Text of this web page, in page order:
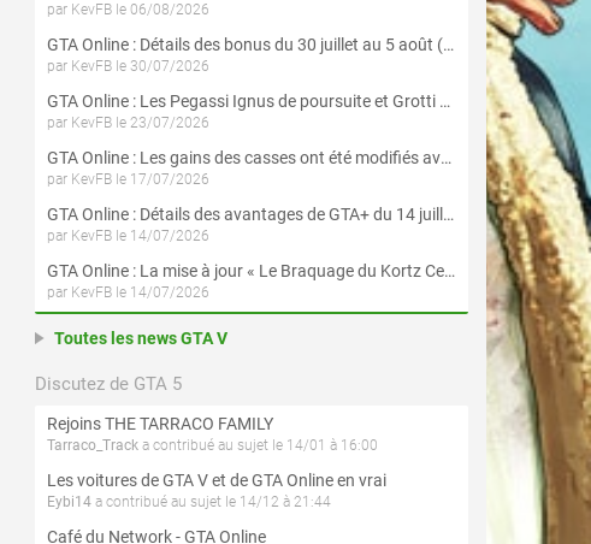
par KevFB le 06/08/2026
GTA Online : Détails des bonus du 30 juillet au 5 août (Évènement « Braquages d'été »)
par KevFB le 30/07/2026
GTA Online : Les Pegassi Ignus de poursuite et Grotti Veleno GT sont maintenant disponibles
par KevFB le 23/07/2026
GTA Online : Les gains des casses ont été modifiés avec la mise à jour « Le Braquage du Kortz Center »
par KevFB le 17/07/2026
GTA Online : Détails des avantages de GTA+ du 14 juillet au 12 août
par KevFB le 14/07/2026
GTA Online : La mise à jour « Le Braquage du Kortz Center » est maintenant disponible
par KevFB le 14/07/2026
Toutes les news GTA V
Discutez de GTA 5
Rejoins THE TARRACO FAMILY
Tarraco_Track a contribué au sujet le 14/01 à 16:00
Les voitures de GTA V et de GTA Online en vrai
Eybi14 a contribué au sujet le 14/12 à 21:44
Café du Network - GTA Online